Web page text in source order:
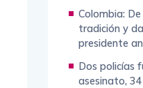
Colombia:
tradición y
presidente
Dos policías
asesinato,